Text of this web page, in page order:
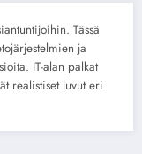
Tässä
ja
IT-alan palkat
realistiset luvut eri